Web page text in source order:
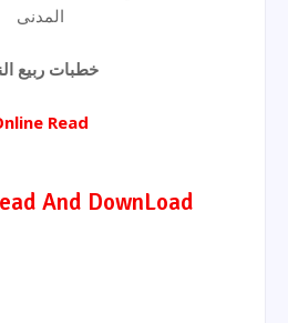
المدنی
خطبات ربیع
Read
And DownLoad